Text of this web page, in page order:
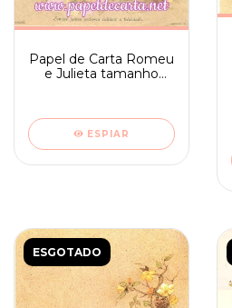
Papel de Carta Romeu
e Julieta tamanho
ESPIAR
ESGOTADO